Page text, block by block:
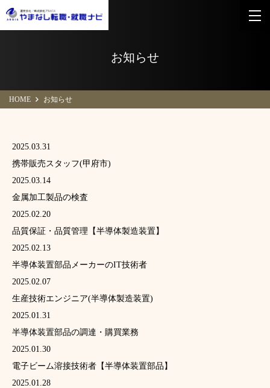
お知らせ
HOME お知らせ
2025.03.31
携帯販売スタッフ(甲府市)
2025.03.14
金属加工製品の検査
2025.02.20
品質保証・品質管理【半導体製造装置】
2025.02.13
半導体装置部品メーカーのIT技術者
2025.02.07
生産技術エンジニア(半導体製造装置)
2025.01.31
半導体装置部品の調達・購買業務
2025.01.30
電子ビーム溶接技術者【半導体装置部品】
2025.01.28